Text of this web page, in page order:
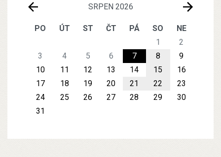
SRPEN 2026
PO ÚT ST ČT PÁ SO
NE
1
2
3
4 5 6 7 8
9
10
11 12 13 14 15
16
17
18 19 20 21 22
23
24
25 26 27 28 29
30
31